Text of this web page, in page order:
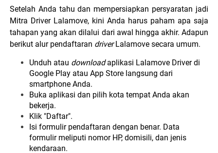
Setelah Anda tahu dan mempersiapkan persyaratan jadi
Mitra Driver Lalamove, kini Anda harus paham apa saja
tahapan yang akan dilalui dari awal hingga akhir. Adapun
berikut alur pendaftaran driverLalamove secara umum.
Unduh atau downloadaplikasi Lalamove Driver di
Google Play atau App Store langsung dari
smartphone Anda.
Buka aplikasi dan pilih kota tempat Anda akan
bekerja.
Klik "Daftar".
Isi formulir pendaftaran dengan benar. Data
formulir meliputi nomor HP, domisili, dan jenis
kendaraan.